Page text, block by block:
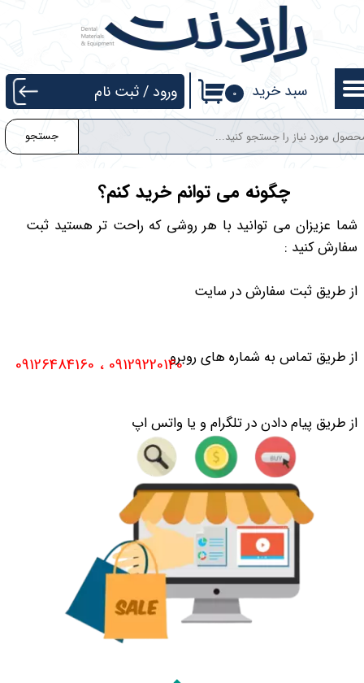
جستجو
۰ سبد خرید ورود /ثبت نام
حساب کاربری من
تغییر گذر واژه
سفارشات
خروج از حساب کاربری
چگونه می توانم خرید کنم؟
شما عزیزان می توانید با هر روشی که راحت تر هستید ثبت
سفارش کنید :
از طریق ثبت سفارش در سایت
از طریق تماس به شماره های روبرو
از طریق پیام دادن در تلگرام و یا واتس اپ​​​​​​​
​​​09129220140 ، 09126484160